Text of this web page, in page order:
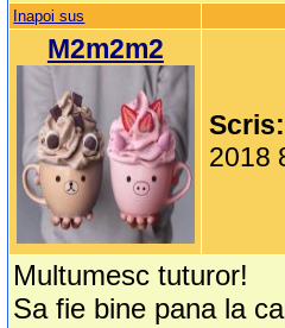
Inapoi sus
M2m2m2
2018
Multumesc tuturor!
Sa fie bine pana la